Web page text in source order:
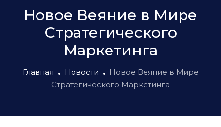
Новое Веяние в Мире
Стратегического
Маркетинга
Главная Новости
Новое Веяние в Мире
Стратегического Маркетинга